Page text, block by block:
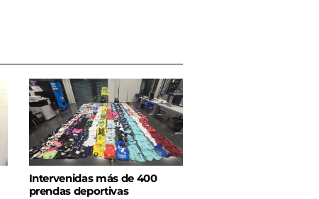
Intervenidas más de 400
prendas deportivas